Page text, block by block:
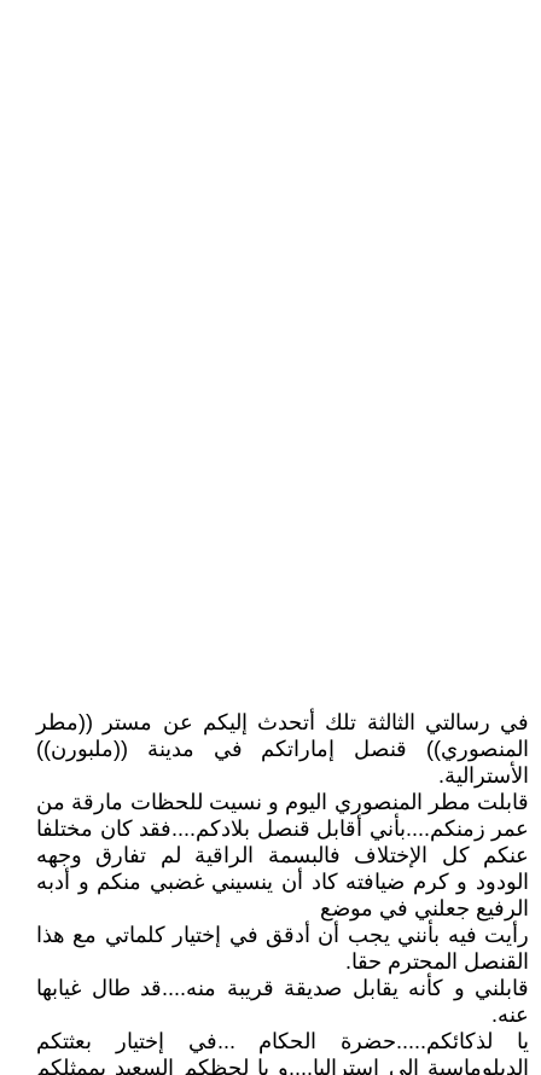
في رسالتي الثالثة تلك أتحدث إليكم عن مستر ((مطر
المنصوري)) قنصل إماراتكم في مدينة ((ملبورن))
الأسترالية.
قابلت مطر المنصوري اليوم و نسيت للحظات مارقة من
عمر زمنكم....بأني أقابل قنصل بلادكم....فقد كان مختلفا
عنكم كل الإختلاف فالبسمة الراقية لم تفارق وجهه
الودود و كرم ضيافته كاد أن ينسيني غضبي منكم و أدبه
الرفيع جعلني في موضع
رأيت فيه بأنني يجب أن أدقق في إختيار كلماتي مع هذا
القنصل المحترم حقا.
قابلني و كأنه يقابل صديقة قريبة منه....قد طال غيابها
عنه.
يا لذكائكم.....حضرة الحكام ...في إختيار بعثتكم
الدبلوماسية الى إستراليا....و يا لحظكم السعيد بممثلكم